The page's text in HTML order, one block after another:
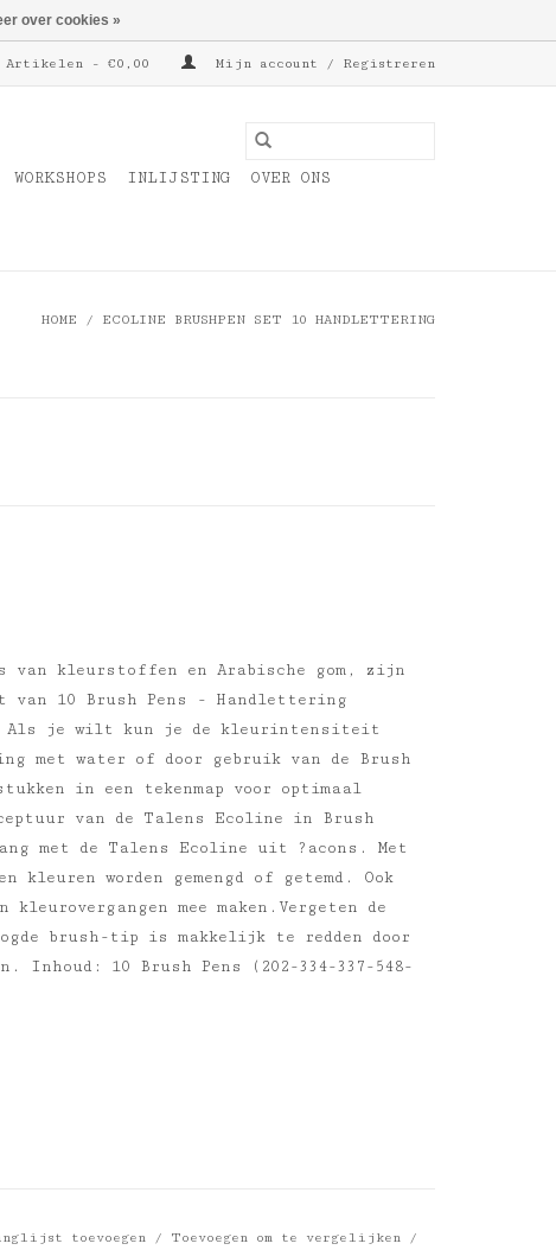
Artikelen - €0,00 Mijn account / Registreren
WORKSHOPS INLIJSTING
OVER ONS
HOME / ECOLINE BRUSHPEN SET 10 HANDLETTERING
van kleurstoffen en Arabische gom, zijn
van 10 Brush Pens - Handlettering
Als je wilt kun je de kleurintensiteit
met water of door gebruik van de Brush
in een tekenmap voor optimaal
van de Talens Ecoline in Brush
met de Talens Ecoline uit ?acons. Met
kleuren worden gemengd of getemd. Ook
mee maken.Vergeten de
brush-tip is makkelijk te redden door
Inhoud: 10 Brush Pens (202-334-337-548-
toevoegen / Toevoegen om te vergelijken
/
over cookies »